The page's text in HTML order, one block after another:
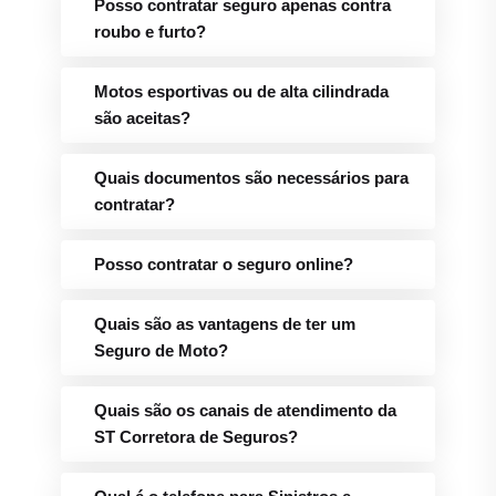
Posso contratar seguro apenas contra
roubo e furto?
Motos esportivas ou de alta cilindrada
são aceitas?
Quais documentos são necessários para
contratar?
Posso contratar o seguro online?
Quais são as vantagens de ter um
Seguro de Moto?
Quais são os canais de atendimento da
ST Corretora de Seguros?